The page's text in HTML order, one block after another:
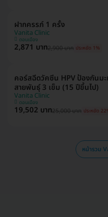
ฝากครรภ์ 1 ครั้ง
Vanita Clinic
ดอนเมือง
2,871 บาท2,900 บาท ประหยัด 1%
คอร์สฉีดวัคซีน HPV ป้องกันม
สายพันธุ์ 3 เข็ม (15 ปีขึ้นไป)
Vanita Clinic
ดอนเมือง
19,502 บาท25,000 บาท ประหยัด
หน้ารวม